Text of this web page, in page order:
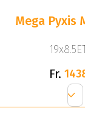
Mega Pyxis
Fr.